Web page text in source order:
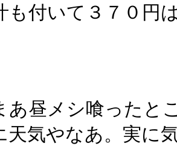
も付いて３７０円
昼メシ喰ったと
天気やなあ。実に